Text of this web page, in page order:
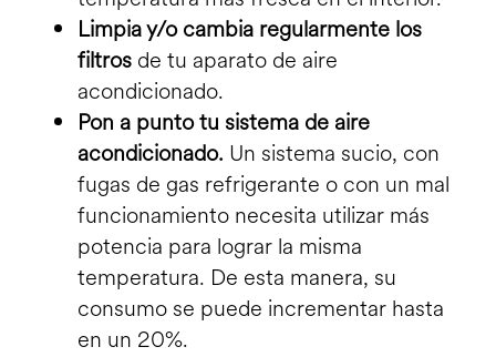
Limpia y/o cambia regularmente los
filtros de tu aparato de aire
acondicionado.
Pon a punto tu sistema de aire
acondicionado. Un sistema sucio, con
fugas de gas refrigerante o con un mal
funcionamiento necesita utilizar más
potencia para lograr la misma
temperatura. De esta manera, su
consumo se puede incrementar hasta
en un 20%.